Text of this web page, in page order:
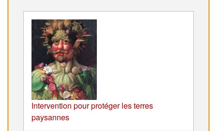
Intervention pour protéger les terres
paysannes